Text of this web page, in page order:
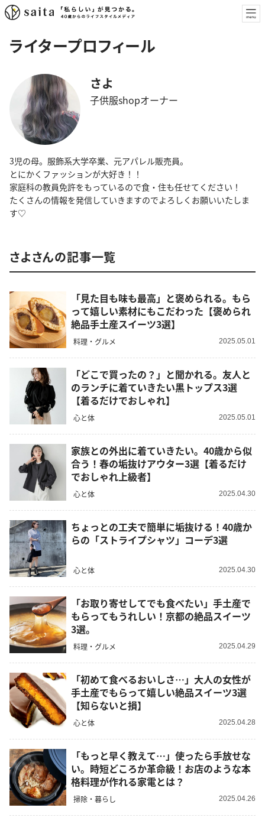
ライタープロフィール
さよ
子供服shopオーナー
3児の母。服飾系大学卒業、元アパレル販売員。
とにかくファッションが大好き！！
家庭科の教員免許をもっているので食・住も任せてください！
たくさんの情報を発信していきますのでよろしくお願いいたしま
す♡
さよさんの記事一覧
「見た目も味も最高」と褒められる。もら
って嬉しい素材にもこだわった【褒められ
絶品手土産スイーツ3選】
料理・グルメ 2025.05.01
「どこで買ったの？」と聞かれる。友人と
のランチに着ていきたい黒トップス3選
【着るだけでおしゃれ】
心と体 2025.05.01
家族との外出に着ていきたい。40歳から似
合う！春の垢抜けアウター3選【着るだけ
でおしゃれ上級者】
心と体 2025.04.30
ちょっとの工夫で簡単に垢抜ける！40歳か
らの「ストライプシャツ」コーデ3選
心と体 2025.04.30
「お取り寄せしてでも食べたい」手土産で
もらってもうれしい！京都の絶品スイーツ
3選。
料理・グルメ 2025.04.29
「初めて食べるおいしさ…」大人の女性が
手土産でもらって嬉しい絶品スイーツ3選
【知らないと損】
心と体 2025.04.28
「もっと早く教えて…」使ったら手放せな
い。時短どころか革命級！お店のような本
格料理が作れる家電とは？
掃除・暮らし 2025.04.26